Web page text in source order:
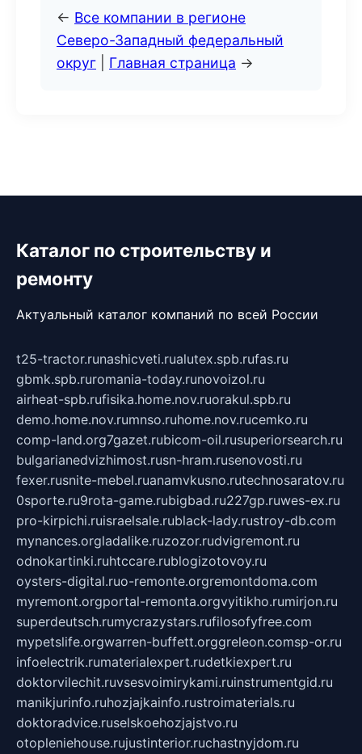
← Все компании в регионе
Северо-Западный федеральный
округ
Главная страница →
Каталог по строительству и
ремонту
Актуальный каталог компаний по всей России
t25-tractor.runashicveti.rualutex.spb.rufas.ru
gbmk.spb.ruromania-today.runovoizol.ru
airheat-spb.rufisika.home.nov.ruorakul.spb.ru
demo.home.nov.rumnso.ruhome.nov.rucemko.ru
comp-land.org7gazet.rubicom-oil.rusuperiorsearch.ru
bulgarianedvizhimost.rusn-hram.rusenovosti.ru
fexer.rusnite-mebel.ruanamvkusno.rutechnosaratov.ru
0sporte.ru9rota-game.rubigbad.ru227gp.ruwes-ex.ru
pro-kirpichi.ruisraelsale.rublack-lady.rustroy-db.com
mynances.orgladalike.ruzozor.rudvigremont.ru
odnokartinki.ruhtccare.rublogizotovoy.ru
oysters-digital.ruo-remonte.orgremontdoma.com
myremont.orgportal-remonta.orgvyitikho.rumirjon.ru
superdeutsch.rumycrazystars.rufilosofyfree.com
mypetslife.orgwarren-buffett.orggreleon.comsp-or.ru
infoelectrik.rumaterialexpert.rudetkiexpert.ru
doktorvilechit.ruvsesvoimirykami.ruinstrumentgid.ru
manikjurinfo.ruhozjajkainfo.rustroimaterials.ru
doktoradvice.ruselskoehozjajstvo.ru
otopleniehouse.rujustinterior.ruchastnyjdom.ru